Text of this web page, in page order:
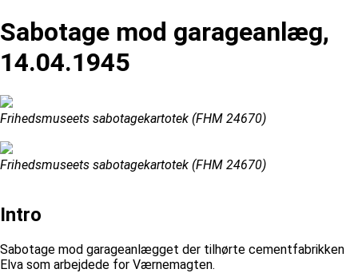
Sabotage mod garageanlæg,
14.04.1945
Frihedsmuseets sabotagekartotek (FHM 24670)
Frihedsmuseets sabotagekartotek (FHM 24670)
Intro
Sabotage mod garageanlægget der tilhørte cementfabrikken
Elva som arbejdede for Værnemagten.